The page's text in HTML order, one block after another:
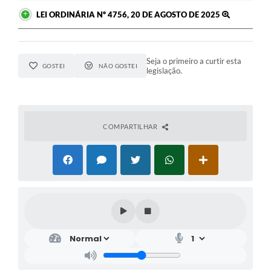
LEI ORDINÁRIA Nº 4756, 20 DE AGOSTO DE 2025
GOSTEI NÃO GOSTEI
Seja o primeiro a curtir esta
legislação.
COMPARTILHAR